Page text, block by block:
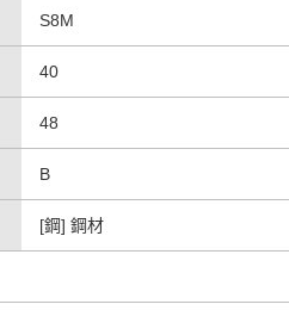
S8M
40
48
B
[鋼] 鋼材